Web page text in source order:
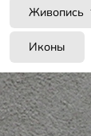
Живопись
Иконы